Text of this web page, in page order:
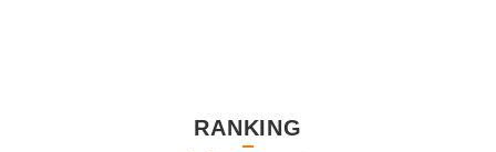
RANKING